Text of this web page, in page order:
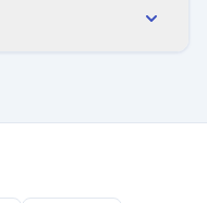
。不论单位如何，
1:20或1:10。